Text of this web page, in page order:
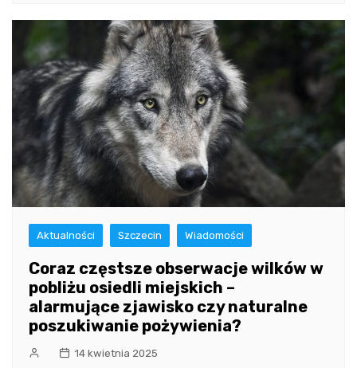
Aktualności Szczecin Wiadomości
Coraz częstsze obserwacje wilków w
pobliżu osiedli miejskich –
alarmujące zjawisko czy naturalne
poszukiwanie pożywienia?
14 kwietnia 2025